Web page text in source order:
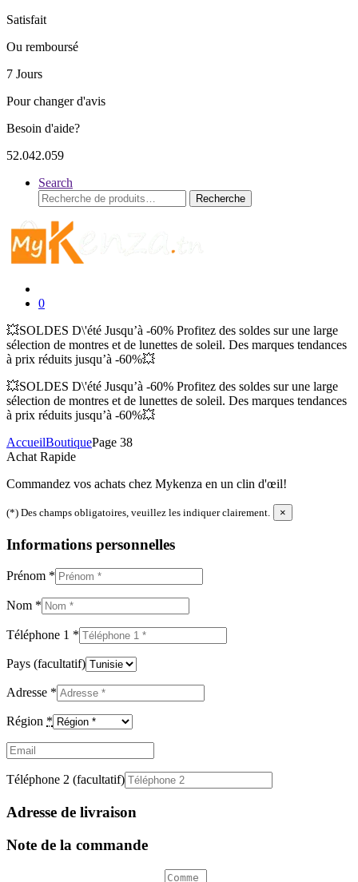
Satisfait
Ou remboursé
7 Jours
Pour changer d'avis
Besoin d'aide?
52.042.059
Search
Recherche
pour :
Recherche
0
💥SOLDES D\'été Jusqu’à -60% Profitez des soldes sur une large
sélection de montres et de lunettes de soleil. Des marques tendances
à prix réduits jusqu’à -60%💥
💥SOLDES D\'été Jusqu’à -60% Profitez des soldes sur une large
sélection de montres et de lunettes de soleil. Des marques tendances
à prix réduits jusqu’à -60%💥
AccueilBoutiquePage 38
Achat Rapide
Commandez vos achats chez Mykenza en un clin d'œil!
(*) Des champs obligatoires, veuillez les indiquer clairement. ×
Informations personnelles
Prénom *
Nom *
Téléphone 1 *
Pays (facultatif)
Adresse *
Région *
Email
Téléphone 2 (facultatif)
Adresse de livraison
Note de la commande